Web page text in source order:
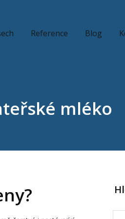
Reference Blog
mléko